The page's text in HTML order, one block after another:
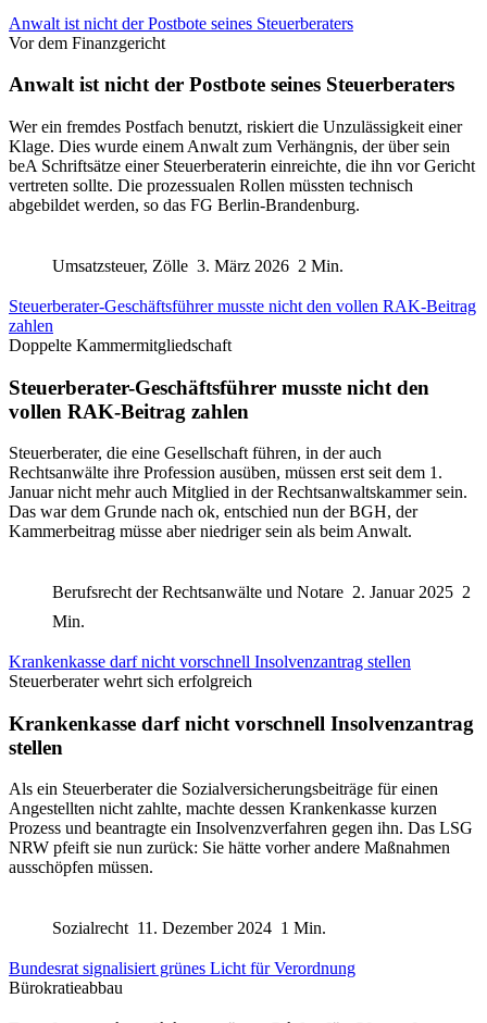
Anwalt ist nicht der Postbote seines Steuerberaters
Vor dem Finanzgericht
Anwalt ist nicht der Postbote seines Steuerberaters
Wer ein fremdes Postfach benutzt, riskiert die Unzulässigkeit einer
Klage. Dies wurde einem Anwalt zum Verhängnis, der über sein
beA Schriftsätze einer Steuerberaterin einreichte, die ihn vor Gericht
vertreten sollte. Die prozessualen Rollen müssten technisch
abgebildet werden, so das FG Berlin-Brandenburg.
Umsatzsteuer, Zölle 3. März 2026 2 Min.
Steuerberater-Geschäftsführer musste nicht den vollen RAK-Beitrag
zahlen
Doppelte Kammermitgliedschaft
Steuerberater-Geschäftsführer musste nicht den
vollen RAK-Beitrag zahlen
Steuerberater, die eine Gesellschaft führen, in der auch
Rechtsanwälte ihre Profession ausüben, müssen erst seit dem 1.
Januar nicht mehr auch Mitglied in der Rechtsanwaltskammer sein.
Das war dem Grunde nach ok, entschied nun der BGH, der
Kammerbeitrag müsse aber niedriger sein als beim Anwalt.
Berufsrecht der Rechtsanwälte und Notare 2. Januar 2025 2
Min.
Krankenkasse darf nicht vorschnell Insolvenzantrag stellen
Steuerberater wehrt sich erfolgreich
Krankenkasse darf nicht vorschnell Insolvenzantrag
stellen
Als ein Steuerberater die Sozialversicherungsbeiträge für einen
Angestellten nicht zahlte, machte dessen Krankenkasse kurzen
Prozess und beantragte ein Insolvenzverfahren gegen ihn. Das LSG
NRW pfeift sie nun zurück: Sie hätte vorher andere Maßnahmen
ausschöpfen müssen.
Sozialrecht 11. Dezember 2024 1 Min.
Bundesrat signalisiert grünes Licht für Verordnung
Bürokratieabbau